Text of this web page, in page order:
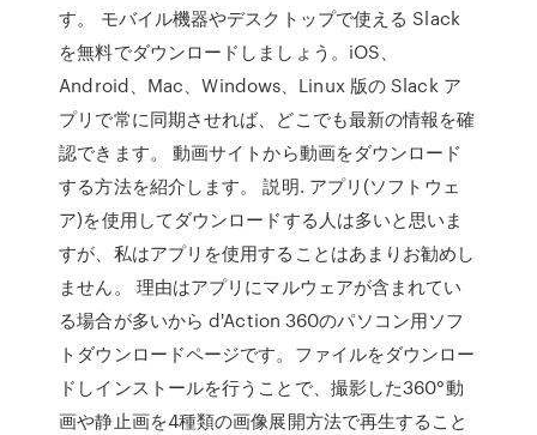
す。 モバイル機器やデスクトップで使える Slack
を無料でダウンロードしましょう。iOS、
Android、Mac、Windows、Linux 版の Slack ア
プリで常に同期させれば、どこでも最新の情報を確
認できます。 動画サイトから動画をダウンロード
する方法を紹介します。 説明. アプリ(ソフトウェ
ア)を使用してダウンロードする人は多いと思いま
すが、私はアプリを使用することはあまりお勧めし
ません。 理由はアプリにマルウェアが含まれてい
る場合が多いから d'Action 360のパソコン用ソフ
トダウンロードページです。ファイルをダウンロー
ドしインストールを行うことで、撮影した360°動
画や静止画を4種類の画像展開方法で再生すること